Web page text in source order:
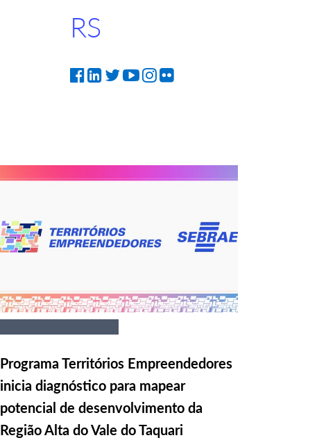
RS
Programa Territórios Empreendedores
inicia diagnóstico para mapear
potencial de desenvolvimento da
Região Alta do Vale do Taquari